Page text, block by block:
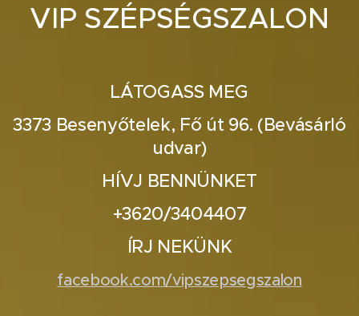
VIP SZÉPSÉGSZALON
LÁTOGASS MEG
3373 Besenyőtelek, Fő út 96. (Bevásárló
udvar)
HÍVJ BENNÜNKET
+3620/3404407
ÍRJ NEKÜNK
facebook.com/vipszepsegszalon